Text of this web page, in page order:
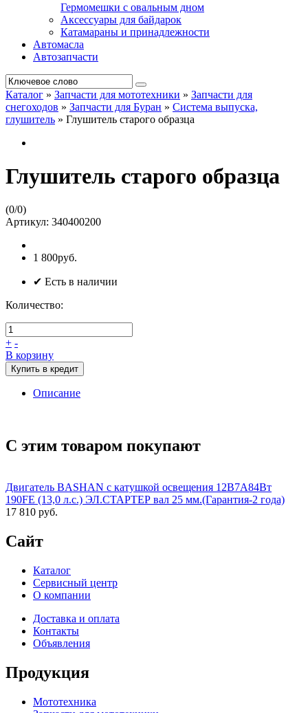
Гермомешки с овальным дном
Аксессуары для байдарок
Катамараны и принадлежности
Автомасла
Автозапчасти
Каталог » Запчасти для мототехники » Запчасти для
снегоходов » Запчасти для Буран » Система выпуска,
глушитель » Глушитель старого образца
Глушитель старого образца
(0/0)
Артикул: 340400200
1 800руб.
✔ Есть в наличии
Количество:
+ -
В корзину
Купить в кредит
Описание
С этим товаром покупают
Двигатель BASHAN с катушкой освещения 12В7А84Вт
190FE (13,0 л.с.) ЭЛ.СТАРТЕР вал 25 мм.(Гарантия-2 года)
17 810 руб.
Сайт
Каталог
Сервисный центр
О компании
Доставка и оплата
Контакты
Объявления
Продукция
Мототехника